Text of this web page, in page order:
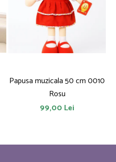
Papusa muzicala 50 cm 0010
Rosu
99,00 Lei